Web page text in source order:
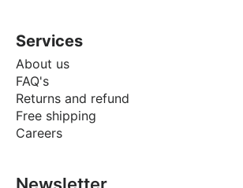
Services
About us
FAQ's
Returns and refund
Free shipping
Careers
Newsletter